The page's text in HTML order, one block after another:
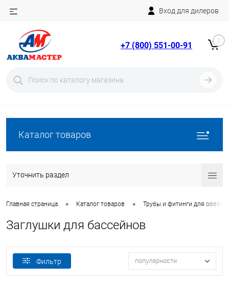
Вход для дилеров
+7 (800) 551-00-91 0
Каталог товаров
Уточнить раздел
Главная страница • Каталог товаров • Трубы и фитинги для
Заглушки для бассейнов
Фильтр популярности